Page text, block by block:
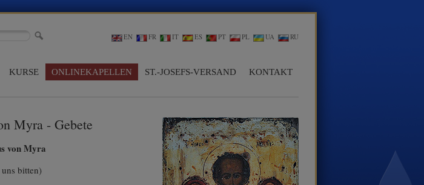
EN FR IT ES PT PL UA RU
KURSE ONLINEKAPELLEN ST.-JOSEFS-VERSAND KONTAKT
Myra - Gebete
von Myra
bitten)